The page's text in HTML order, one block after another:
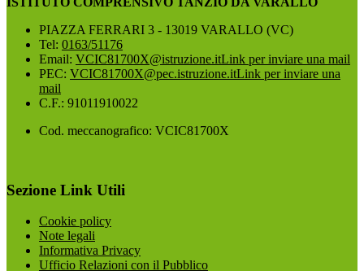
PIAZZA FERRARI 3 - 13019 VARALLO (VC)
Tel: 0163/51176
Email: VCIC81700X@istruzione.itLink per inviare una mail
PEC: VCIC81700X@pec.istruzione.itLink per inviare una
mail
C.F.: 91011910022
Cod. meccanografico: VCIC81700X
Sezione Link Utili
Cookie policy
Note legali
Informativa Privacy
Ufficio Relazioni con il Pubblico